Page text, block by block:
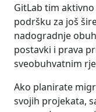
GitLab tim
podršku za još
nadogradnje
postavki i prava
sveobuhvatnim
Ako planirate
svojih projekata,